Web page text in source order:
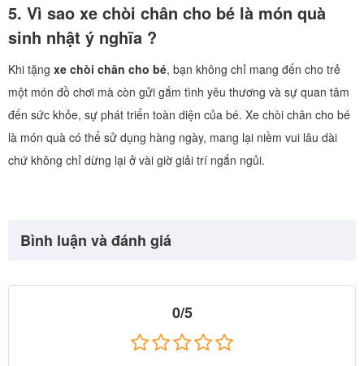
5. Vì sao xe chòi chân cho bé là món quà
sinh nhật ý nghĩa ?
Khi tặng xe chòi chân cho bé, bạn không chỉ mang đến cho trẻ
một món đồ chơi mà còn gửi gắm tình yêu thương và sự quan tâm
đến sức khỏe, sự phát triển toàn diện của bé. Xe chòi chân cho bé
là món quà có thể sử dụng hàng ngày, mang lại niềm vui lâu dài
chứ không chỉ dừng lại ở vài giờ giải trí ngắn ngủi.
Bình luận và đánh giá
0/5